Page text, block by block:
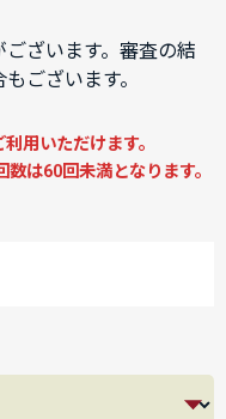
ざいます。審査の結
ございます。
用いただけます。
は60回未満となります。